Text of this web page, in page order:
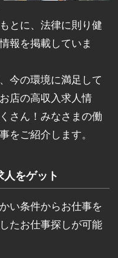
とに、法律に則り健
報を掲載していま
今の環境に満足して
店の高収入求人情
さん！みなさまの働
をご紹介します。
をゲット
い条件からお仕事を
たお仕事探しが可能